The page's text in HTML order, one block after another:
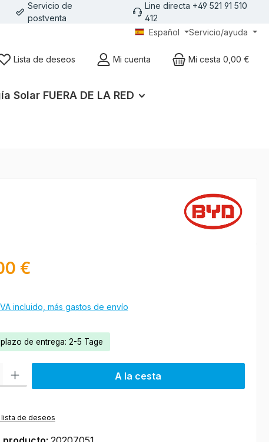
Servicio de
postventa
Line directa +49 521 91 510
412
Español
Servicio/ayuda
Lista de deseos Mi cuenta Mi cesta 0,00 €
Solar FUERA DE LA RED
€
incluido, más gastos de envío
de entrega: 2-5 Tage
producto: introduce la cantidad deseada o usa los botones para
A la cesta
lista de deseos